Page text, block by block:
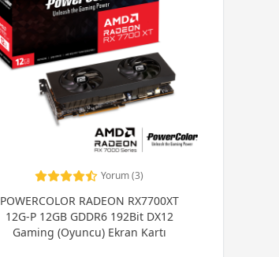
Yorum (3)
POWERCOLOR RADEON RX7700XT
12G-P 12GB GDDR6 192Bit DX12
Gaming (Oyuncu) Ekran Kartı